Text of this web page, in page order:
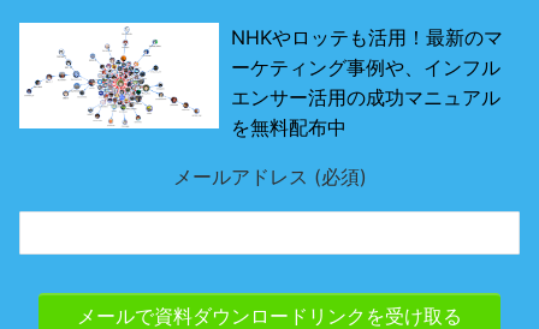
最新SNSマーケティング研究所 by misosil
NHKやロッテも活用！最新のマ
ーケティング事例や、インフル
エンサー活用の成功マニュアル
を無料配布中
メールアドレス (必須)
© 最新SNSマーケティング研究所 by misosil